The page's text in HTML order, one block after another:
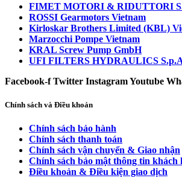
FIMET MOTORI & RIDUTTORI
ROSSI Gearmotors Vietnam
Kirloskar Brothers Limited (KBL)
Marzocchi Pompe Vietnam
KRAL Screw Pump GmbH
UFI FILTERS HYDRAULICS
Facebook-f Twitter InstagramYoutube
Chính sách và Điều khoản
Chính sách bảo hành
Chính sách thanh toán
Chính sách vận chuyển & Giao nhận
Chính sách bảo mật thông tin khách
Điều khoản & Điều kiện giao dịch